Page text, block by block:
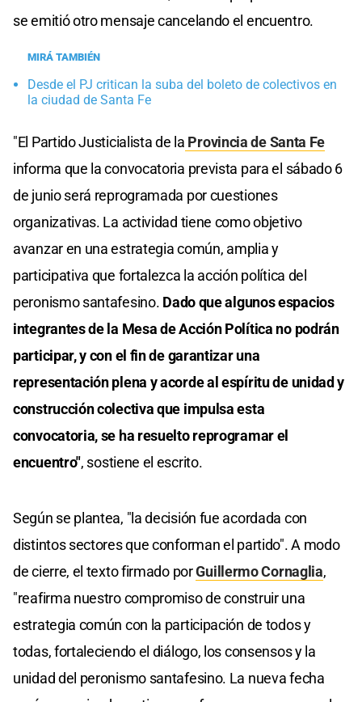
se emitió otro mensaje cancelando el encuentro.
MIRÁ TAMBIÉN
Desde el PJ critican la suba del boleto de colectivos en
la ciudad de Santa Fe
"El Partido Justicialista de la Provincia de Santa Fe
informa que la convocatoria prevista para el sábado 6
de junio será reprogramada por cuestiones
organizativas. La actividad tiene como objetivo
avanzar en una estrategia común, amplia y
participativa que fortalezca la acción política del
peronismo santafesino. Dado que algunos espacios
integrantes de la Mesa de Acción Política no podrán
participar, y con el fin de garantizar una
representación plena y acorde al espíritu de unidad y
construcción colectiva que impulsa esta
convocatoria, se ha resuelto reprogramar el
encuentro", sostiene el escrito.
Según se plantea, "la decisión fue acordada con
distintos sectores que conforman el partido". A modo
de cierre, el texto firmado porGuillermo Cornaglia,
"reafirma nuestro compromiso de construir una
estrategia común con la participación de todos y
todas, fortaleciendo el diálogo, los consensos y la
unidad del peronismo santafesino. La nueva fecha